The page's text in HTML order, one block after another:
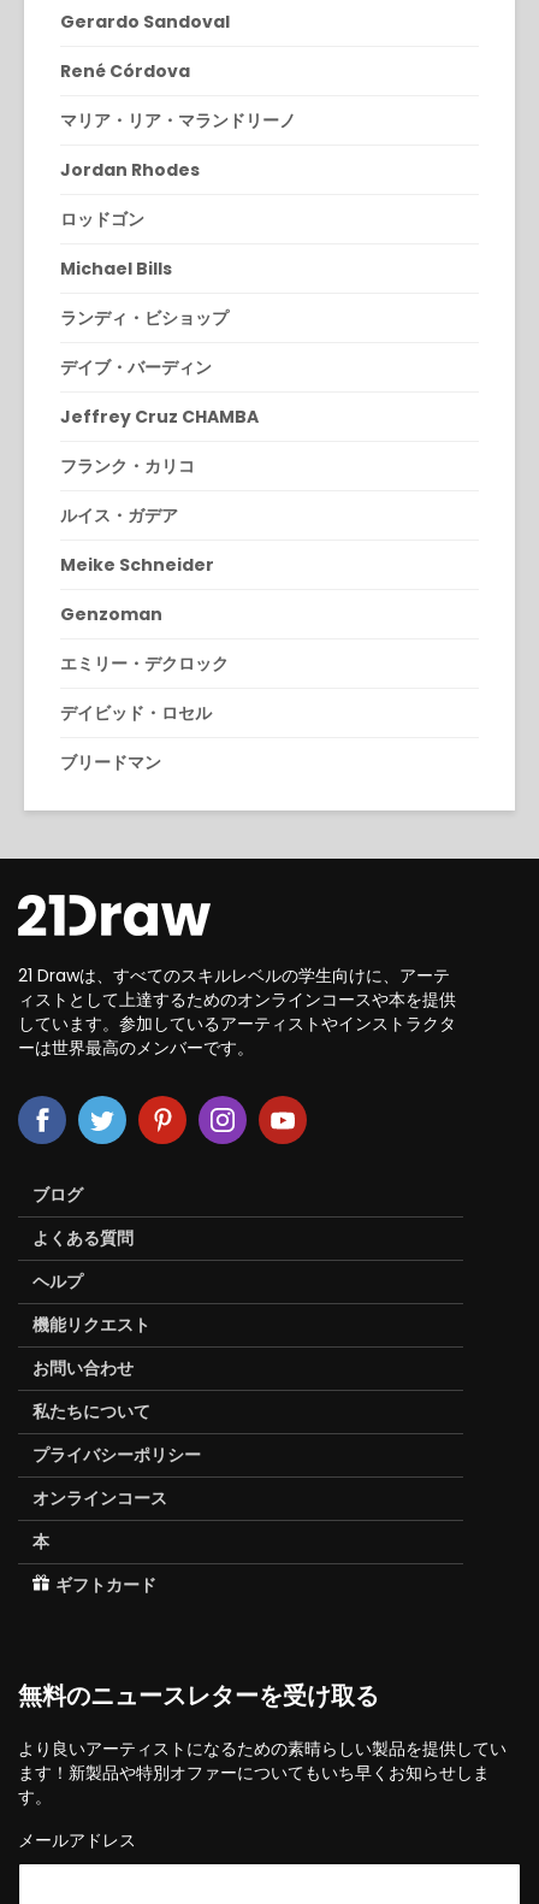
Gerardo Sandoval
René Córdova
マリア・リア・マランドリーノ
Jordan Rhodes
ロッドゴン
Michael Bills
ランディ・ビショップ
デイブ・バーディン
Jeffrey Cruz CHAMBA
フランク・カリコ
ルイス・ガデア
Meike Schneider
Genzoman
エミリー・デクロック
デイビッド・ロセル
ブリードマン
21 Drawは、すべてのスキルレベルの学生向けに、アーテ
ィストとして上達するためのオンラインコースや本を提供
しています。参加しているアーティストやインストラクタ
ーは世界最高のメンバーです。
ブログ
よくある質問
ヘルプ
機能リクエスト
お問い合わせ
私たちについて
プライバシーポリシー
オンラインコース
本
ギフトカード
無料のニュースレターを受け取る
より良いアーティストになるための素晴らしい製品を提供してい
ます！新製品や特別オファーについてもいち早くお知らせしま
す。
メールアドレス